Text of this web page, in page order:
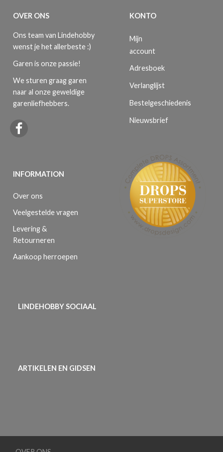
OVER ONS
Ons team van Lindehobby
wenst je het allerbeste :)
Garen is onze passie!
We sturen graag garen
naar al onze geweldige
garenliefhebbers.
INFORMATION
Over ons
Veelgestelde vragen
Levering &
Retourneren
Aankoop herroepen
KONTO
Mijn
account
Adresboek
Verlanglijst
Bestelgeschiedenis
Nieuwsbrief
LINDEHOBBY SOCIAAL
ARTIKELEN EN GIDSEN